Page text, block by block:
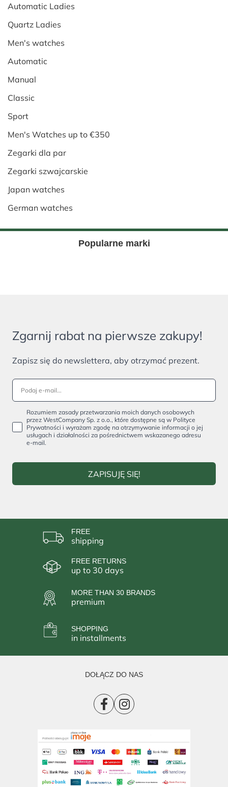
Automatic Ladies
Quartz Ladies
Men's watches
Automatic
Manual
Classic
Sport
Men's Watches up to €350
Zegarki dla par
Zegarki szwajcarskie
Japan watches
German watches
Popularne marki
Zgarnij rabat na pierwsze zakupy!
Zapisz się do newslettera, aby otrzymać prezent.
Rozumiem zasady przetwarzania moich danych osobowych
przez WestCompany Sp. z o.o., które dostępne są w Polityce
Prywatności i wyrażam zgodę na otrzymywanie informacji o jej
usługach i działalności za pośrednictwem wskazanego adresu
e-mail.
ZAPISUJĘ SIĘ!
FREE
shipping
FREE RETURNS
up to 30 days
MORE THAN 30 BRANDS
premium
SHOPPING
in installments
DOŁĄCZ DO NAS